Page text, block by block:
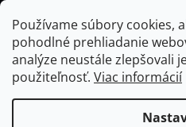
Používame súbory cookies,
pohodlné prehliadanie
analýze neustále zlepšovali
použiteľnosť. Viac informácií
Prejsť
na
obsah
V
i